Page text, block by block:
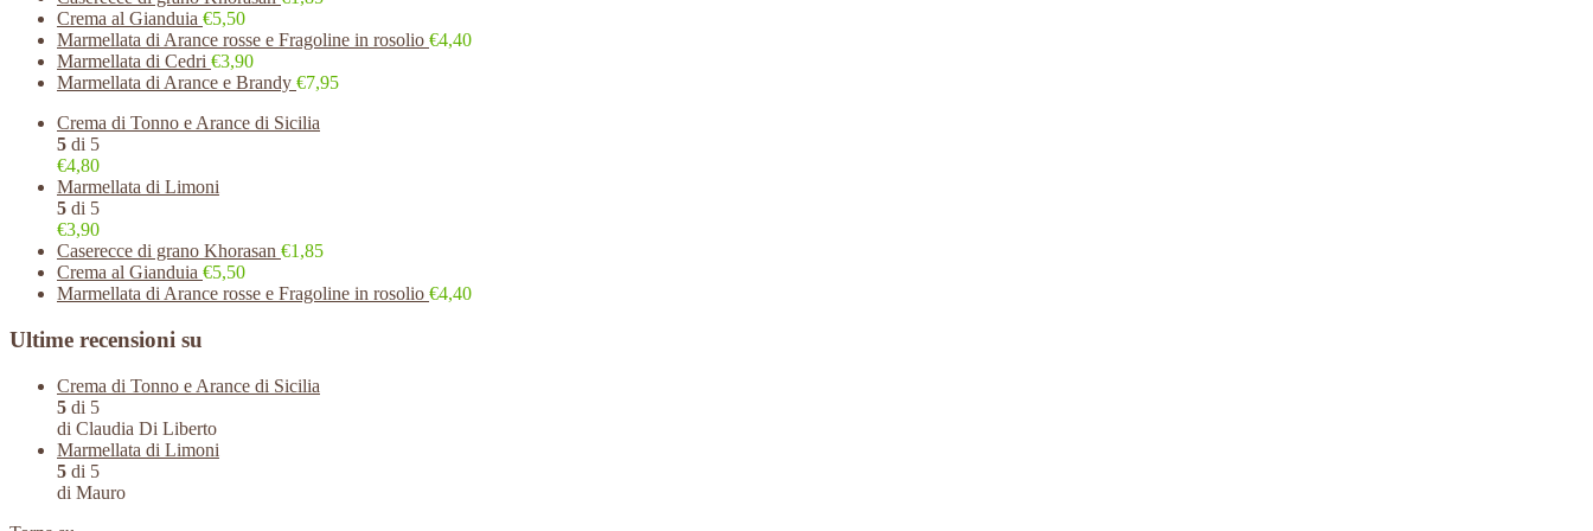
Crema al Gianduia €5,50
Marmellata di Arance rosse e Fragoline in rosolio €4,40
Marmellata di Cedri €3,90
Marmellata di Arance e Brandy €7,95
Crema di Tonno e Arance di Sicilia
5 di 5
€4,80
Marmellata di Limoni
5 di 5
€3,90
Caserecce di grano Khorasan €1,85
Crema al Gianduia €5,50
Marmellata di Arance rosse e Fragoline in rosolio €4,40
Ultime recensioni su
Crema di Tonno e Arance di Sicilia
5 di 5
di Claudia Di Liberto
Marmellata di Limoni
5 di 5
di Mauro